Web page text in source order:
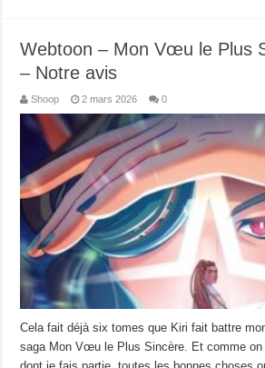
Webtoon – Mon Vœu le Plus
– Notre avis
Shoop 2 mars 2026 0
Cela fait déjà six tomes que Kiri fait battre
saga Mon Vœu le Plus Sincère. Et comme on